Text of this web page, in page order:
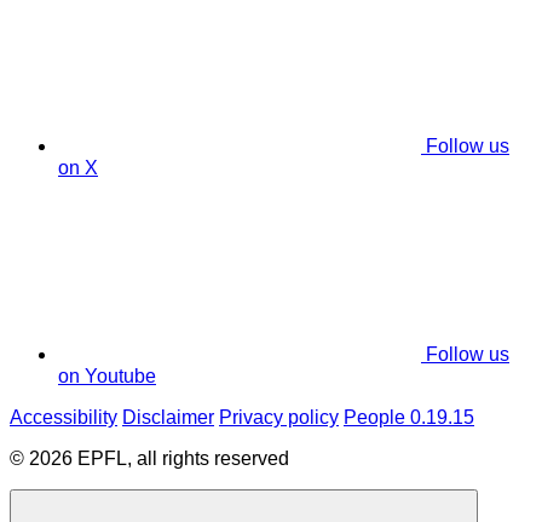
Follow us
on X
Follow us
on Youtube
Accessibility Disclaimer Privacy policy People 0.19.15
© 2026 EPFL, all rights reserved